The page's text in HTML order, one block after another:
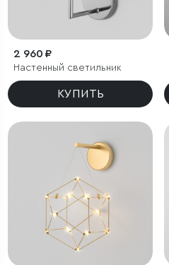
2 960 ₽
Настенный светильник
КУПИТЬ